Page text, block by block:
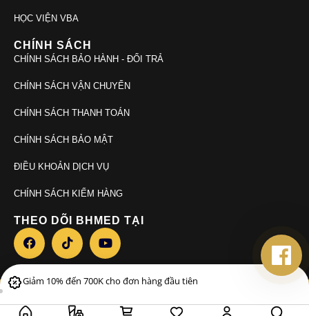
HỌC VIỆN VBA
CHÍNH SÁCH
CHÍNH SÁCH BẢO HÀNH - ĐỔI TRẢ
CHÍNH SÁCH VẬN CHUYỂN
CHÍNH SÁCH THANH TOÁN
CHÍNH SÁCH BẢO MẬT
ĐIỀU KHOẢN DỊCH VỤ
CHÍNH SÁCH KIỂM HÀNG
THEO DÕI BHMED TẠI
© 2026. Bhmed
Giảm 10% đến 700K cho đơn hàng đầu tiên